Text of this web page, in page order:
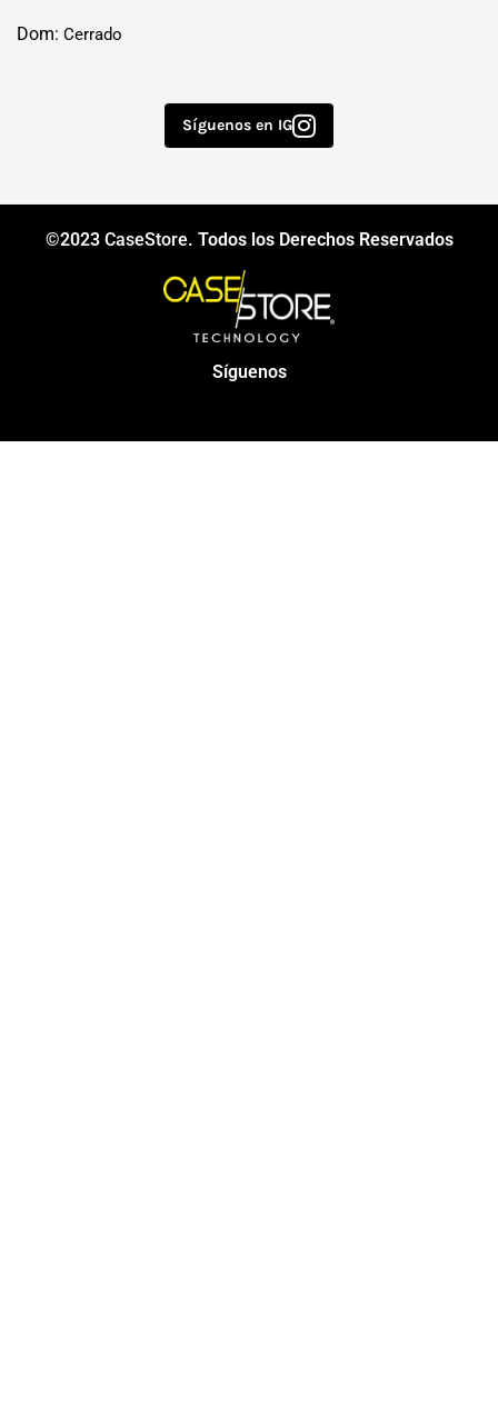
Dom: Cerrado
Síguenos en IG
©2023 CaseStore. Todos los Derechos Reservados
Síguenos